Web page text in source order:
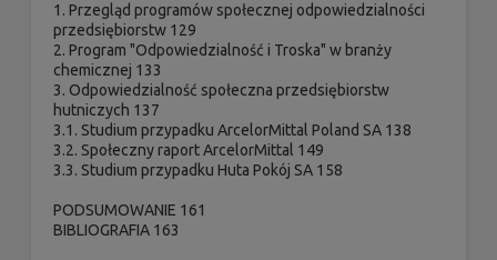
1. Przegląd programów społecznej odpowiedzialności
przedsiębiorstw 129
2. Program "Odpowiedzialność i Troska" w branży
chemicznej 133
3. Odpowiedzialność społeczna przedsiębiorstw
hutniczych 137
3.1. Studium przypadku ArcelorMittal Poland SA 138
3.2. Społeczny raport ArcelorMittal 149
3.3. Studium przypadku Huta Pokój SA 158
PODSUMOWANIE 161
BIBLIOGRAFIA 163